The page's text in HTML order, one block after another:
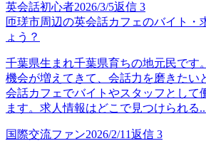
英会話初心者2026/3/5返信 3
匝瑳市周辺の英会話カフェのバイト・
ょう？
千葉県生まれ千葉県育ちの地元民です
機会が増えてきて、会話力を磨きたい
会話カフェでバイトやスタッフとして
ます。求人情報はどこで見つけられる
国際交流ファン2026/2/11返信 3